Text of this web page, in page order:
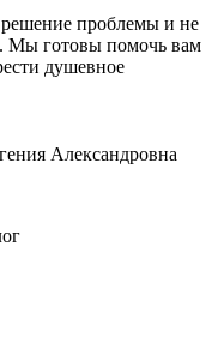
проблемы и не
Мы готовы помочь вам
душевное